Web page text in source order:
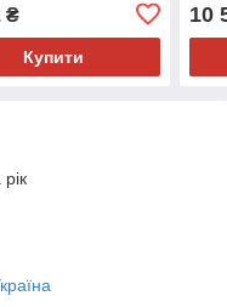
червоний
₴
Купити
10